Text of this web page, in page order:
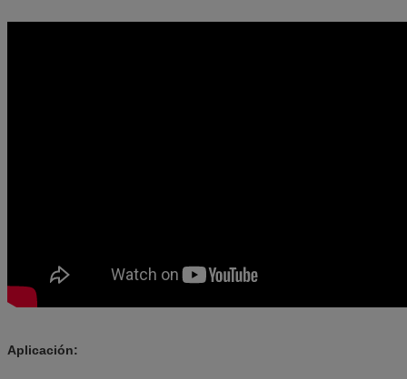
Aplicación: